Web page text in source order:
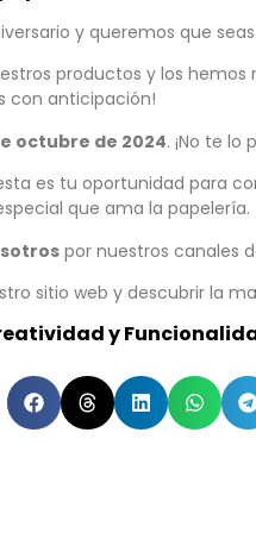
y queremos que
productos y los hemos
con anticipación!
octubre de 2024. ¡No te lo
es tu oportunidad para
que ama la papelería.
por nuestros canales
sitio web y descubrir la
y